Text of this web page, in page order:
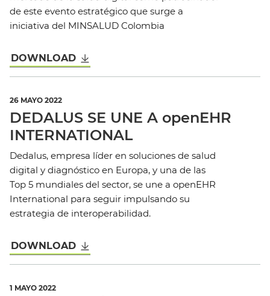
de este evento estratégico que surge a
iniciativa del MINSALUD Colombia
DOWNLOAD
26 MAYO 2022
DEDALUS SE UNE A openEHR
INTERNATIONAL
Dedalus, empresa líder en soluciones de salud
digital y diagnóstico en Europa, y una de las
Top 5 mundiales del sector, se une a openEHR
International para seguir impulsando su
estrategia de interoperabilidad.
DOWNLOAD
1 MAYO 2022